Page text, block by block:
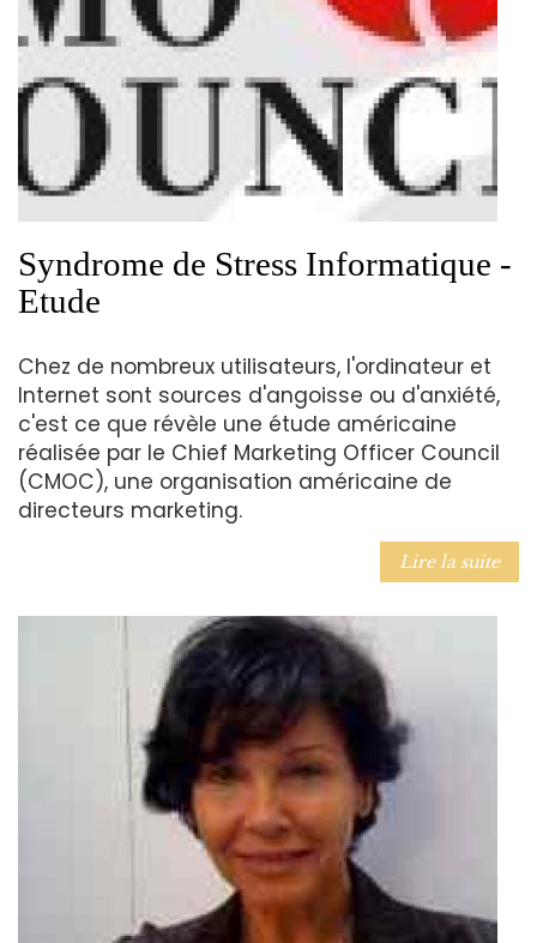
Syndrome de Stress Informatique -
Etude
Chez de nombreux utilisateurs, l'ordinateur et
Internet sont sources d'angoisse ou d'anxiété,
c'est ce que révèle une étude américaine
réalisée par le Chief Marketing Officer Council
(CMOC), une organisation américaine de
directeurs marketing.
Lire la suite